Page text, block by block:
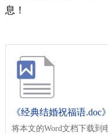
息！
《经典结婚祝福语.doc》
将本文的Word文档下载到